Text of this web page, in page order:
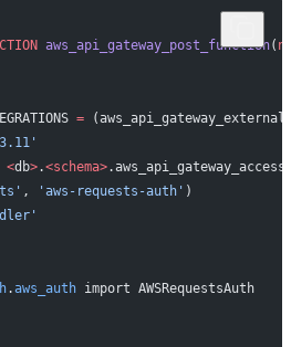
aws_api_gateway_post_function(
=
db>.<schema>
, 'aws-requests-auth' )
.aws_auth import AWSRequestsAuth